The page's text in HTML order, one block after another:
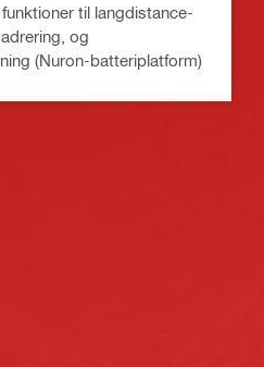
til langdistance-
og
(Nuron-batteriplatform)